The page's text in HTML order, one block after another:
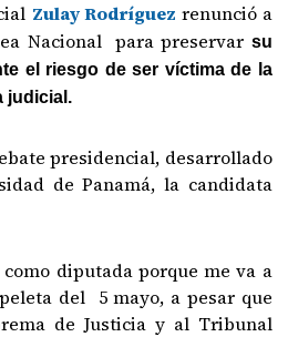
Zulay Rodríguez renunció a
Nacional para preservar su
el riesgo de ser víctima de la
judicial.
presidencial, desarrollado
de Panamá, la candidata
diputada porque me va a
del 5 mayo, a pesar que
de Justicia y al Tribunal